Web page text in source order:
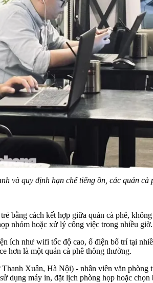
và quy định hạn chế tiếng ồn, các quán
bằng cách kết hợp giữa quán cà phê,
nhóm hoặc xử lý công việc trong nhiều giờ.
ích như wifi tốc độ cao, ổ điện bố trí tại
hơn là một quán cà phê thông thường.
Xuân, Hà Nội) - nhân viên văn
dụng máy in, đặt lịch phòng họp hoặc